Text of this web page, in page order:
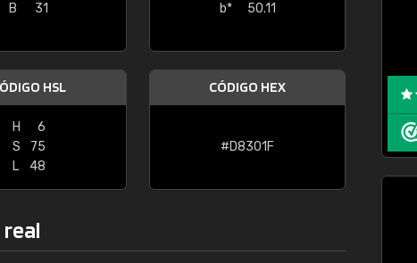
B
31
b*
50.11
HSL
H
6
S
75
L
48
CÓDIGO HEX
#D8301F
real